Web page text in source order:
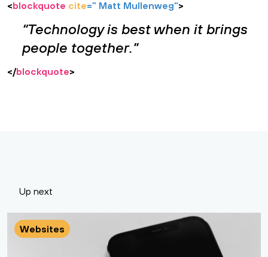
<blockquote cite=” Matt Mullenweg“>
Technology is best when it brings
people together.
</blockquote>
Up next
Websites